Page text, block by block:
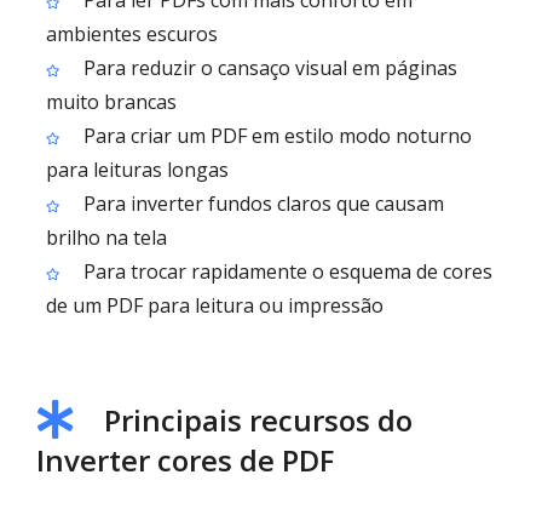
ambientes escuros
Para reduzir o cansaço visual em páginas
muito brancas
Para criar um PDF em estilo modo noturno
para leituras longas
Para inverter fundos claros que causam
brilho na tela
Para trocar rapidamente o esquema de cores
de um PDF para leitura ou impressão
Principais recursos do
Inverter cores de PDF